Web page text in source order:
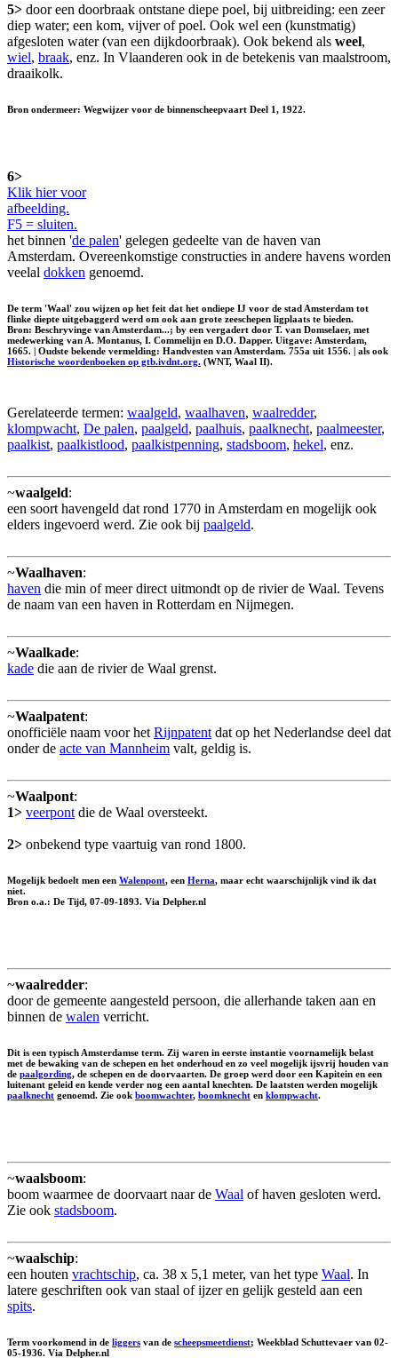
5> door een doorbraak ontstane diepe poel, bij uitbreiding: een zeer
diep water; een kom, vijver of poel. Ook wel een (kunstmatig)
afgesloten water (van een dijkdoorbraak). Ook bekend als weel,
wiel, braak, enz. In Vlaanderen ook in de betekenis van maalstroom,
draaikolk.
Bron ondermeer: Wegwijzer voor de binnenscheepvaart Deel 1, 1922.
6>
Klik hier voor
afbeelding.
F5 = sluiten.
het binnen 'de palen' gelegen gedeelte van de haven van
Amsterdam. Overeenkomstige constructies in andere havens worden
veelal dokken genoemd.
De term 'Waal' zou wijzen op het feit dat het ondiepe IJ voor de stad Amsterdam tot
flinke diepte uitgebaggerd werd om ook aan grote zeeschepen ligplaats te bieden.
Bron: Beschryvinge van Amsterdam...; by een vergadert door T. van Domselaer, met
medewerking van A. Montanus, I. Commelijn en D.O. Dapper. Uitgave: Amsterdam,
1665. | Oudste bekende vermelding: Handvesten van Amsterdam. 755a uit 1556. | als ook
Historische woordenboeken op gtb.ivdnt.org. (WNT, Waal II).
Gerelateerde termen: waalgeld, waalhaven, waalredder,
klompwacht, De palen, paalgeld, paalhuis, paalknecht, paalmeester,
paalkist, paalkistlood, paalkistpenning, stadsboom, hekel, enz.
~waalgeld:
een soort havengeld dat rond 1770 in Amsterdam en mogelijk ook
elders ingevoerd werd. Zie ook bij paalgeld.
~Waalhaven:
haven die min of meer direct uitmondt op de rivier de Waal. Tevens
de naam van een haven in Rotterdam en Nijmegen.
~Waalkade:
kade die aan de rivier de Waal grenst.
~Waalpatent:
onofficiële naam voor het Rijnpatent dat op het Nederlandse deel dat
onder de acte van Mannheim valt, geldig is.
~Waalpont:
1> veerpont die de Waal oversteekt.
2> onbekend type vaartuig van rond 1800.
Mogelijk bedoelt men een Walenpont, een Herna, maar echt waarschijnlijk vind ik dat
niet.
Bron o.a.: De Tĳd, 07-09-1893. Via Delpher.nl
~waalredder:
door de gemeente aangesteld persoon, die allerhande taken aan en
binnen de walen verricht.
Dit is een typisch Amsterdamse term. Zij waren in eerste instantie voornamelijk belast
met de bewaking van de schepen en het onderhoud en zo veel mogelijk ijsvrij houden van
de paalgording, de schepen en de doorvaarten. De groep werd door een Kapitein en een
luitenant geleid en kende verder nog een aantal knechten. De laatsten werden mogelijk
paalknecht genoemd. Zie ook boomwachter, boomknecht en klompwacht.
~waalsboom:
boom waarmee de doorvaart naar de Waal of haven gesloten werd.
Zie ook stadsboom.
~waalschip:
een houten vrachtschip, ca. 38 x 5,1 meter, van het type Waal. In
latere geschriften ook van staal of ijzer en gelijk gesteld aan een
spits.
Term voorkomend in de liggers van de scheepsmeetdienst; Weekblad Schuttevaer van 02-
05-1936. Via Delpher.nl